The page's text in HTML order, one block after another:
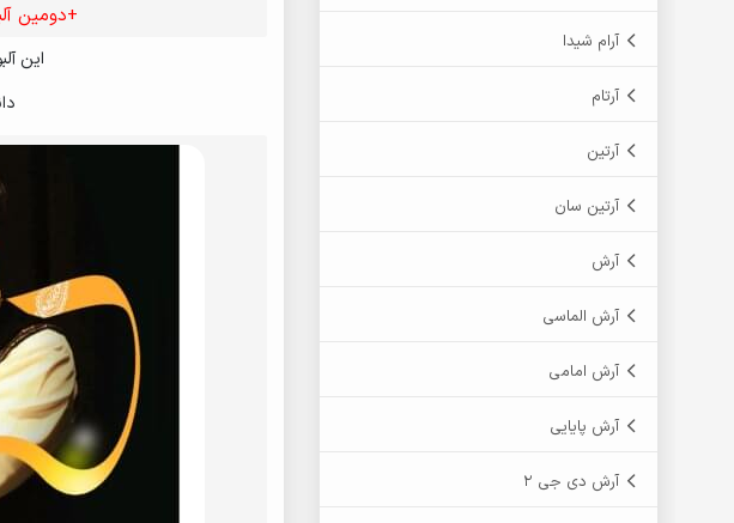
آرام شیدا
آرتام
آرتین
آرتین سان
آرش
آرش الماسی
آرش امامی
آرش پایایی
آرش دی جی 2
+دومین
این